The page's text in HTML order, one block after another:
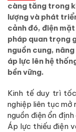
càng tăng trong
lượng và phát
cảnh đó, điện
pháp quan trọng
nguồn cung,
áp lực lên hệ
bền vững.
Kinh tế duy trì
nghiệp liên tục mở
nguồn điện ổn
Áp lực thiếu điện